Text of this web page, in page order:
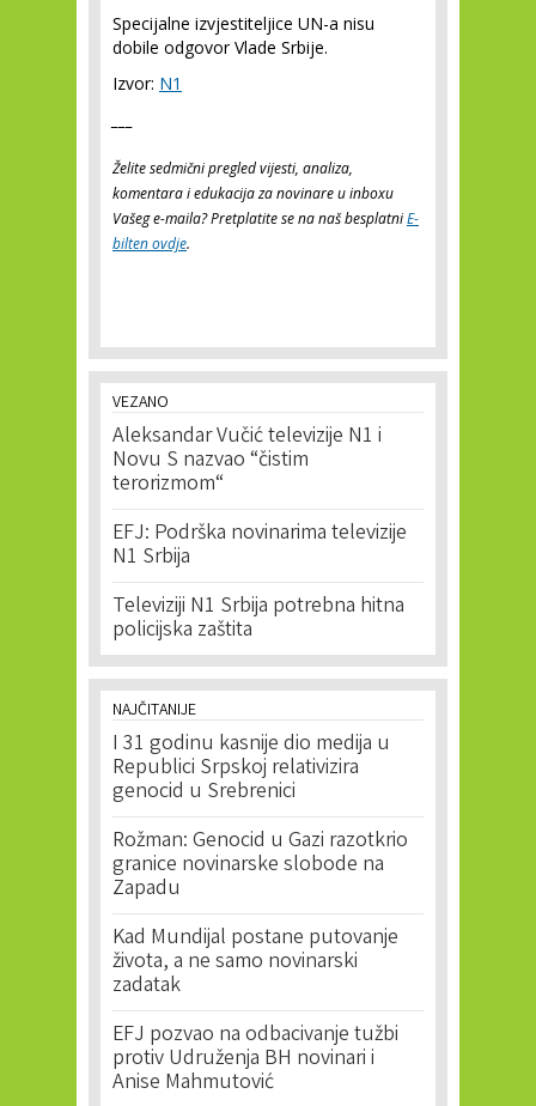
Specijalne izvjestiteljice UN-a nisu
dobile odgovor Vlade Srbije.
Izvor: N1
Želite sedmični pregled vijesti, analiza,
komentara i edukacija za novinare u inboxu
Vašeg e-maila? Pretplatite se na naš besplatniE-
bilten ovdje.
VEZANO
Aleksandar Vučić televizije N1 i
Novu S nazvao “čistim
terorizmom“
EFJ: Podrška novinarima televizije
N1 Srbija
Televiziji N1 Srbija potrebna hitna
policijska zaštita
NAJČITANIJE
I 31 godinu kasnije dio medija u
Republici Srpskoj relativizira
genocid u Srebrenici
Rožman: Genocid u Gazi razotkrio
granice novinarske slobode na
Zapadu
Kad Mundijal postane putovanje
života, a ne samo novinarski
zadatak
EFJ pozvao na odbacivanje tužbi
protiv Udruženja BH novinari i
Anise Mahmutović